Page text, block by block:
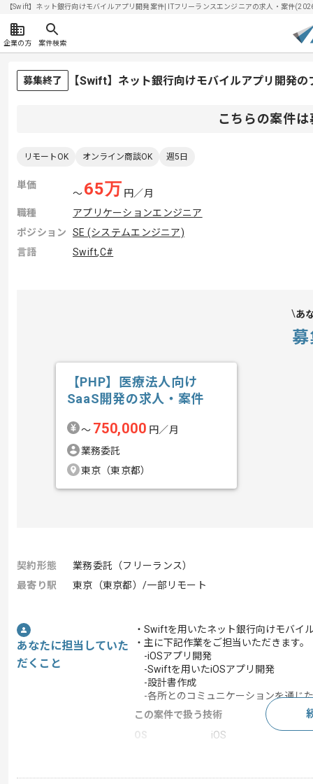
【Swift】ネット銀行向けモバイルアプリ開発案件| ITフリーランスエンジニアの求人・案件
企業の方 案件検索
募集終了 【Swift】ネット銀行向けモバイルアプリ開発
こちらの案件
リモートOK オンライン商談OK 週5日
単価
〜65万 円／月
職種
アプリケーションエンジニア
ポジション
SE (システムエンジニア)
言語
Swift,C#
あ
【PHP】医療法人向け
SaaS開発の求人・案件
〜 750,000 円／月
業務委託
東京（東京都）
契約形態
業務委託（フリーランス）
最寄り駅
東京（東京都）/一部リモート
あなたに担当していた
だくこと
・Swiftを用いたネット銀行向けモバイ
・主に下記作業をご担当いただきます。
-iOSアプリ開発
-Swiftを用いたiOSアプリ開発
-設計書作成
-各所とのコミュニケーションを通じ
この案件で扱う技術
OS
iOS
業界
銀行